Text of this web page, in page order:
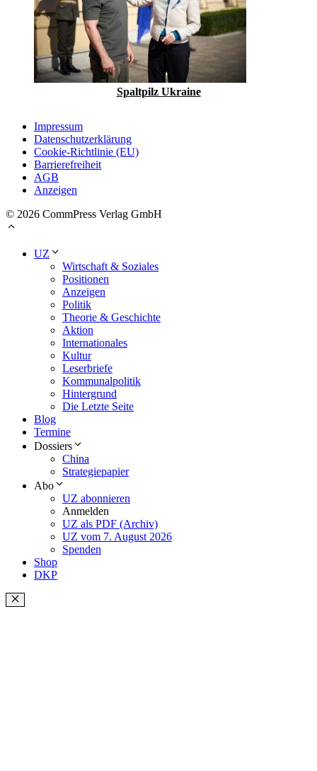
Spaltpilz Ukraine
Impressum
Datenschutzerklärung
Cookie-Richtlinie (EU)
Barrierefreiheit
AGB
Anzeigen
© 2026 CommPress Verlag GmbH
UZ
Wirtschaft & Soziales
Positionen
Anzeigen
Politik
Theorie & Geschichte
Aktion
Internationales
Kultur
Leserbriefe
Kommunalpolitik
Hintergrund
Die Letzte Seite
Blog
Termine
Dossiers
China
Strategiepapier
Abo
UZ abonnieren
Anmelden
UZ als PDF (Archiv)
UZ vom 7. August 2026
Spenden
Shop
DKP
Schließen